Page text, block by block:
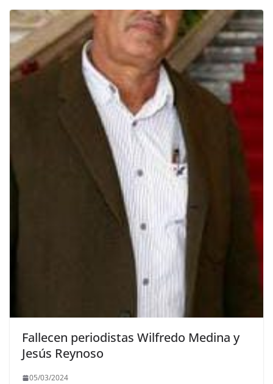
Fallecen periodistas Wilfredo Medina y
Jesús Reynoso
05/03/2024